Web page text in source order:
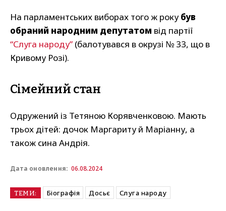
На парламентських виборах того ж року був
обраний народним депутатом від партії
“Слуга народу” (балотувався в окрузі № 33, що в
Кривому Розі).
Сімейний стан
Одружений із Тетяною Корявченковою. Мають
трьох дітей: дочок Маргариту й Маріанну, а
також сина Андрія.
Дата оновлення: 06.08.2024
ТЕМИ: Біографія Досьє Слуга народу